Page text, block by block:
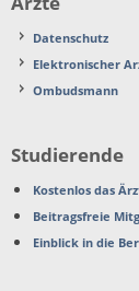
Datenschutz
Elektronischer
Ombudsmann
Studierende
Kostenlos das
Beitragsfreie
Einblick in die